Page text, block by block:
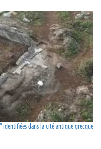
identifiées dans la cité antique grecque